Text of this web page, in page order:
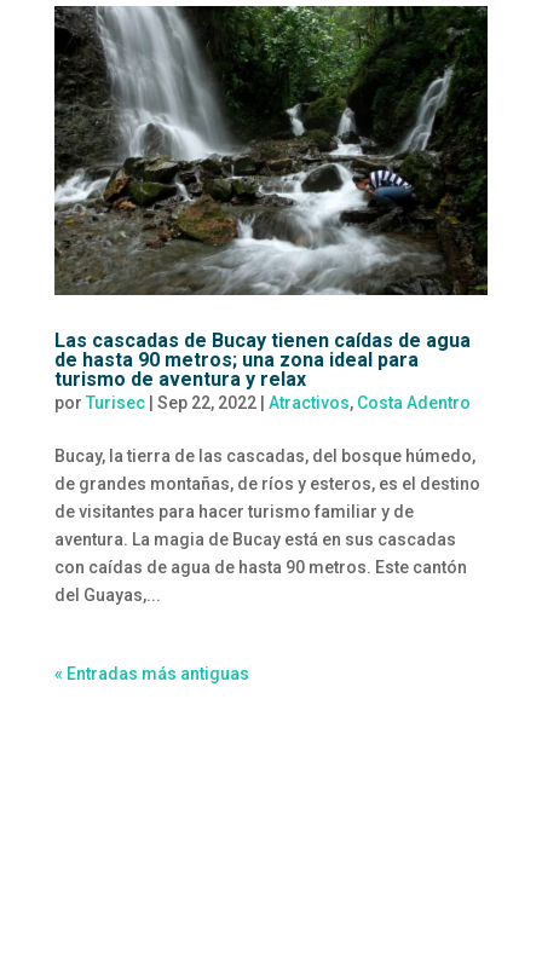
Las cascadas de Bucay tienen caídas de agua
de hasta 90 metros; una zona ideal para
turismo de aventura y relax
por Turisec| Sep 22, 2022| Atractivos, Costa Adentro
Bucay, la tierra de las cascadas, del bosque húmedo,
de grandes montañas, de ríos y esteros, es el destino
de visitantes para hacer turismo familiar y de
aventura. La magia de Bucay está en sus cascadas
con caídas de agua de hasta 90 metros. Este cantón
del Guayas,...
« Entradas más antiguas